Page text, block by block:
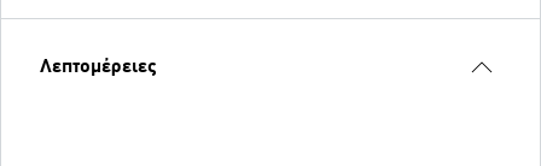
Λεπτομέρειες